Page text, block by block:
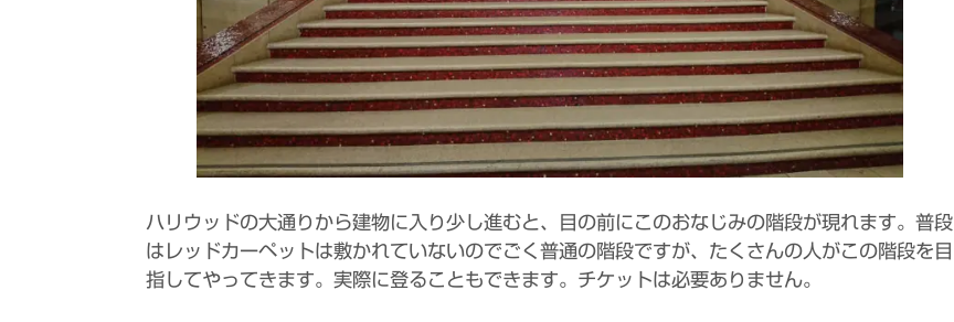
ハリウッドの大通りから建物に入り少し進むと、目の前にこのおなじみの階段が現れます。普段
はレッドカーペットは敷かれていないのでごく普通の階段ですが、たくさんの人がこの階段を目
指してやってきます。実際に登ることもできます。チケットは必要ありません。